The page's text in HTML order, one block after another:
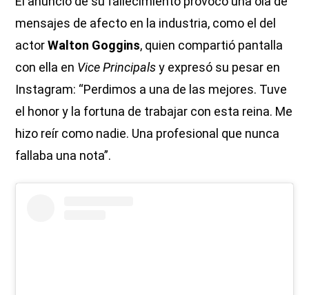
mensajes de afecto en la industria, como el del
actorWalton Goggins, quien compartió pantalla
con ella en Vice Principalsy expresó su pesar en
Instagram: “Perdimos a una de las mejores. Tuve
el honor y la fortuna de trabajar con esta reina. Me
hizo reír como nadie. Una profesional que nunca
fallaba una nota”.